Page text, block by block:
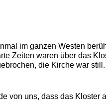
im ganzen Westen
Zeiten waren über das
die Kirche war
von uns, dass das Kloster